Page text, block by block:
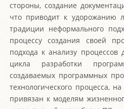
стороны, создание
что приводит к удорожанию
традиции неформального
процессу создания своей
подхода к анализу процессов
цикла разработки
создаваемых программных
технологического процесса,
привязан к моделям